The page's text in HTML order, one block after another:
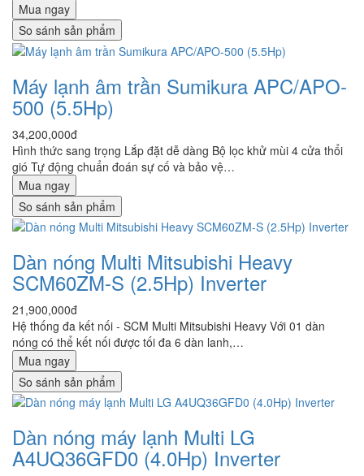
Mua ngay
So sánh sản phẩm
Máy lạnh âm trần Sumikura APC/APO-
500 (5.5Hp)
34,200,000đ
Hình thức sang trọng Lắp đặt dễ dàng Bộ lọc khử mùi 4 cửa thổi
gió Tự động chuẩn đoán sự cố và bảo vệ…
Mua ngay
So sánh sản phẩm
Dàn nóng Multi Mitsubishi Heavy
SCM60ZM-S (2.5Hp) Inverter
21,900,000đ
Hệ thống đa kết nối - SCM Multi Mitsubishi Heavy Với 01 dàn
nóng có thể kết nối được tối đa 6 dàn lanh,…
Mua ngay
So sánh sản phẩm
Dàn nóng máy lạnh Multi LG
A4UQ36GFD0 (4.0Hp) Inverter